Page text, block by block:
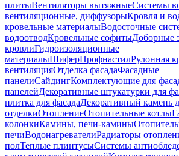
плитыВентиляторы вытяжныеСистемы
вентиляционные, диффузорыКровля и
кровельные материалыВодосточные
водоотводКровельные софитыДоборные
кровлиГидроизоляционные
материалыШиферПрофнастилРулонная
вентиляцияОтделка фасадаФасадные
панелиСайдингКомплектующие для
панелейДекоративные штукатурки для
плитка для фасадаДекоративный камень
отделкиОтоплениеОтопительные котлы
колонкиКамины, печи-камины
печиВодонагревателиРадиаторы
полТеплые плинтусыСистемы